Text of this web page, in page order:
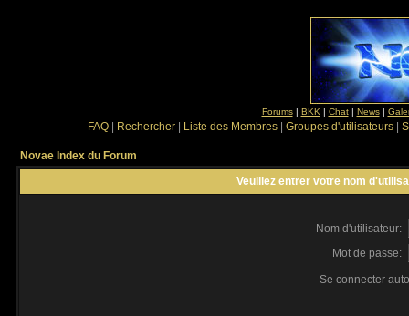
Forums| BKK | Chat| News|
FAQ Rechercher Liste des Membres Groupes d'utilisateurs
Novae Index du Forum
Veuillez entrer votre nom
Nom d'utilisateur:
Mot de passe:
Se connecter